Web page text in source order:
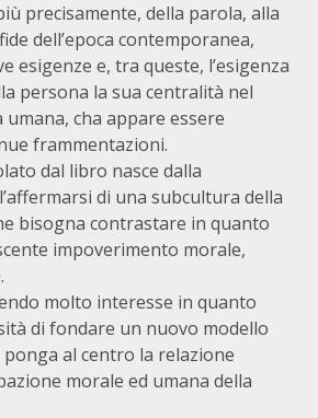
precisamente, della parola, alla
dell’epoca contemporanea,
esigenze e, tra queste, l’esigenza
persona la sua centralità nel
cha appare essere
frammentazioni.
dal libro nasce dalla
di una subcultura della
bisogna contrastare in quanto
impoverimento morale,
molto interesse in quanto
di fondare un nuovo modello
al centro la relazione
morale ed umana della